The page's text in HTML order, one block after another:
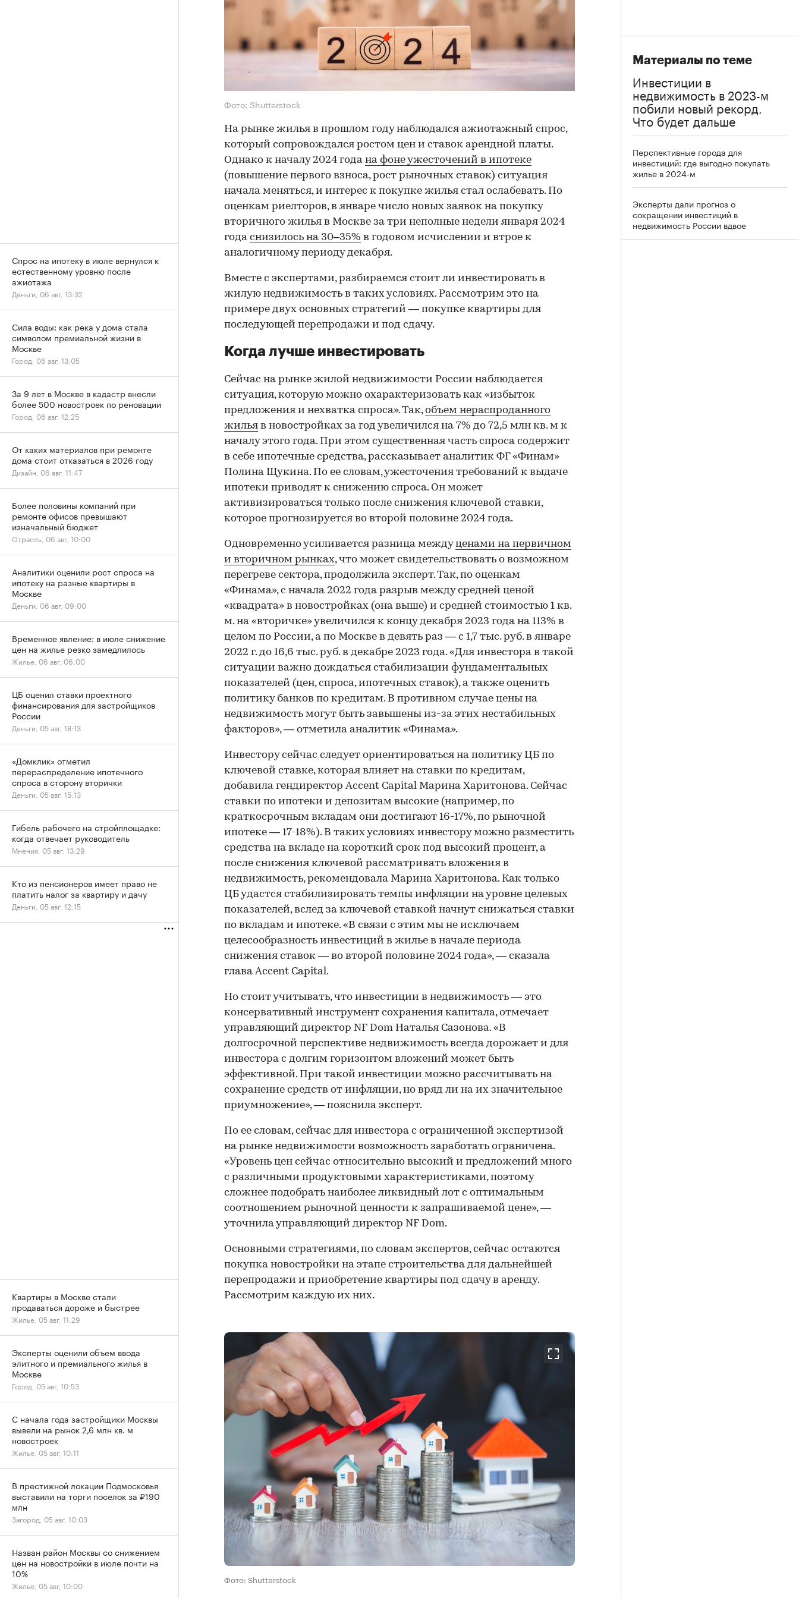
Фото: Shutterstock
На рынке жилья в прошлом году наблюдался ажиотажный спрос,
который сопровождался ростом цен и ставок арендной платы.
Однако к началу 2024 года на фоне ужесточений в ипотеке
(повышение первого взноса, рост рыночных ставок) ситуация
начала меняться, и интерес к покупке жилья стал ослабевать. По
оценкам риелторов, в январе число новых заявок на покупку
вторичного жилья в Москве за три неполные недели января 2024
года снизилось на 30–35% в годовом исчислении и втрое к
аналогичному периоду декабря.
Вместе с экспертами, разбираемся стоит ли инвестировать в
жилую недвижимость в таких условиях. Рассмотрим это на
примере двух основных стратегий — покупке квартиры для
последующей перепродажи и под сдачу.
Когда лучше инвестировать
Сейчас на рынке жилой недвижимости России наблюдается
ситуация, которую можно охарактеризовать как «избыток
предложения и нехватка спроса». Так,объем нераспроданного
жилья в новостройках за год увеличился на 7% до 72,5 млн кв. м к
началу этого года. При этом существенная часть спроса содержит
в себе ипотечные средства, рассказывает аналитик ФГ «Финам»
Полина Щукина. По ее словам, ужесточения требований к выдаче
ипотеки приводят к снижению спроса. Он может
активизироваться только после снижения ключевой ставки,
которое прогнозируется во второй половине 2024 года.
Одновременно усиливается разница междуценами на первичном
и вторичном рынках, что может свидетельствовать о возможном
перегреве сектора, продолжила эксперт. Так, по оценкам
«Финама», с начала 2022 года разрыв между средней ценой
«квадрата» в новостройках (она выше) и средней стоимостью 1 кв.
м. на «вторичке» увеличился к концу декабря 2023 года на 113% в
целом по России, а по Москве в девять раз — с 1,7 тыс. руб. в январе
2022 г. до 16,6 тыс. руб. в декабре 2023 года. «Для инвестора в такой
ситуации важно дождаться стабилизации фундаментальных
показателей (цен, спроса, ипотечных ставок), а также оценить
политику банков по кредитам. В противном случае цены на
недвижимость могут быть завышены из-за этих нестабильных
факторов», — отметила аналитик «Финама».
Инвестору сейчас следует ориентироваться на политику ЦБ по
ключевой ставке, которая влияет на ставки по кредитам,
добавила гендиректор Accent Capital Марина Харитонова. Сейчас
ставки по ипотеки и депозитам высокие (например, по
краткосрочным вкладам они достигают 16-17%, по рыночной
ипотеке — 17-18%). В таких условиях инвестору можно разместить
средства на вкладе на короткий срок под высокий процент, а
после снижения ключевой рассматривать вложения в
недвижимость, рекомендовала Марина Харитонова. Как только
ЦБ удастся стабилизировать темпы инфляции на уровне целевых
показателей, вслед за ключевой ставкой начнут снижаться ставки
по вкладам и ипотеке. «В связи с этим мы не исключаем
целесообразность инвестиций в жилье в начале периода
снижения ставок — во второй половине 2024 года», — сказала
глава Accent Capital.
Но стоит учитывать, что инвестиции в недвижимость — это
консервативный инструмент сохранения капитала, отмечает
управляющий директор NF Dom Наталья Сазонова. «В
долгосрочной перспективе недвижимость всегда дорожает и для
инвестора с долгим горизонтом вложений может быть
эффективной. При такой инвестиции можно рассчитывать на
сохранение средств от инфляции, но вряд ли на их значительное
приумножение», — пояснила эксперт.
По ее словам, сейчас для инвестора с ограниченной экспертизой
на рынке недвижимости возможность заработать ограничена.
«Уровень цен сейчас относительно высокий и предложений много
с различными продуктовыми характеристиками, поэтому
сложнее подобрать наиболее ликвидный лот с оптимальным
соотношением рыночной ценности к запрашиваемой цене», —
уточнила управляющий директор NF Dom.
Основными стратегиями, по словам экспертов, сейчас остаются
покупка новостройки на этапе строительства для дальнейшей
перепродажи и приобретение квартиры под сдачу в аренду.
Рассмотрим каждую их них.
Фото: Shutterstock
Материалы по теме
Инвестиции в
недвижимость в 2023-м
побили новый рекорд.
Что будет дальше
Перспективные города для
инвестиций: где выгодно покупать
жилье в 2024-м
Эксперты дали прогноз о
сокращении инвестиций в
недвижимость России вдвое
Спрос на ипотеку в июле вернулся к
естественному уровню после
ажиотажа
Деньги, 06 авг, 13:32
Сила воды: как река у дома стала
символом премиальной жизни в
Москве
Город, 06 авг, 13:05
За 9 лет в Москве в кадастр внесли
более 500 новостроек по реновации
Город, 06 авг, 12:25
От каких материалов при ремонте
дома стоит отказаться в 2026 году
Дизайн, 06 авг, 11:47
Более половины компаний при
ремонте офисов превышают
изначальный бюджет
Отрасль, 06 авг, 10:00
Аналитики оценили рост спроса на
ипотеку на разные квартиры в
Москве
Деньги, 06 авг, 09:00
Временное явление: в июле снижение
цен на жилье резко замедлилось
Жилье, 06 авг, 06:00
ЦБ оценил ставки проектного
финансирования для застройщиков
России
Деньги, 05 авг, 18:13
«Домклик» отметил
перераспределение ипотечного
спроса в сторону вторички
Деньги, 05 авг, 15:13
Гибель рабочего на стройплощадке:
когда отвечает руководитель
Мнения, 05 авг, 13:29
Кто из пенсионеров имеет право не
платить налог за квартиру и дачу
Деньги, 05 авг, 12:15
Квартиры в Москве стали
продаваться дороже и быстрее
Жилье, 05 авг, 11:29
Эксперты оценили объем ввода
элитного и премиального жилья в
Москве
Город, 05 авг, 10:53
С начала года застройщики Москвы
вывели на рынок 2,6 млн кв. м
новостроек
Жилье, 05 авг, 10:11
В престижной локации Подмосковья
выставили на торги поселок за ₽190
млн
Загород, 05 авг, 10:03
Назван район Москвы со снижением
цен на новостройки в июле почти на
10%
Жилье, 05 авг, 10:00